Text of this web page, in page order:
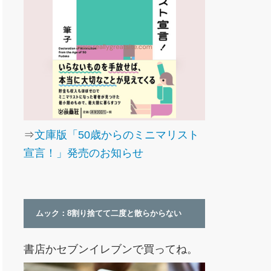
⇒文庫版「50歳からのミニマリスト
宣言！」発売のお知らせ
ムック：8割り捨てて二度と散らからない
書店かセブンイレブンで買ってね。